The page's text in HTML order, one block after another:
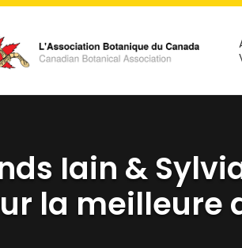
Iain &
la meilleure